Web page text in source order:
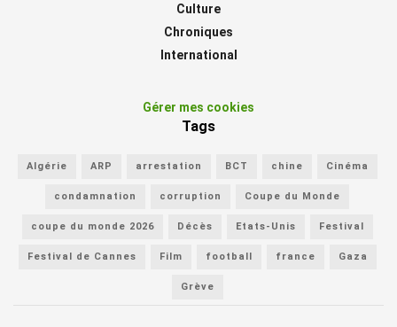
Culture
Chroniques
International
Gérer mes cookies
Tags
Algérie ARP arrestation BCT chine Cinéma
condamnation corruption Coupe du Monde
coupe du monde 2026 Décès Etats-Unis Festival
Festival de Cannes Film football france Gaza
Grève